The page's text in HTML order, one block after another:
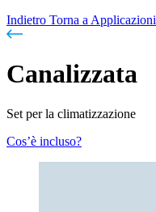
Indietro Torna a Applicazioni
Canalizzata
Set per la climatizzazione
Cos’è incluso?